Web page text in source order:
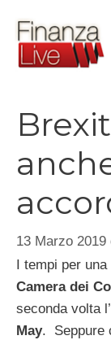
contenuto
13 Marzo 2019
I tempi per una
Camera dei
seconda volta l’
May. Seppure